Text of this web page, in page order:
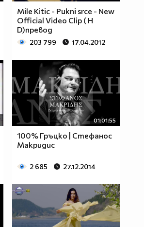
Mile Kitic - Pukni srce - New
Official Video Clip ( H
D)превод
203 799 17.04.2012
01:01:55
100% Гръцко | Стефанос
Макридис
2 685 27.12.2014